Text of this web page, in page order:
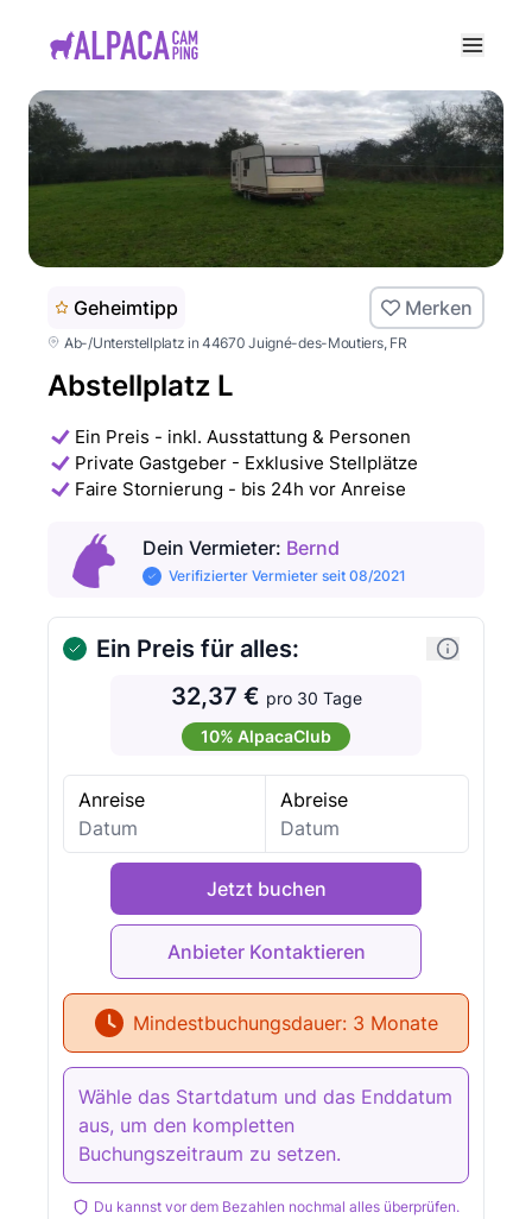
Ab-/Unterstellplatz in 44670 Juigné-des-Moutiers, FR
Abstellplatz L
Geheimtipp Merken
Ein Preis - inkl. Ausstattung & Personen
Private Gastgeber - Exklusive Stellplätze
Faire Stornierung - bis 24h vor Anreise
Dein Vermieter: Bernd
Verifizierter Vermieter seit 08/2021
Ein Preis für alles:
32,37 € pro 30 Tage
10% AlpacaClub
Anreise Abreise
Jetzt buchen
Mindestbuchungsdauer: 3 Monate
Wähle das Startdatum und das Enddatum
aus, um den kompletten
Buchungszeitraum zu setzen.
Du kannst vor dem Bezahlen nochmal alles überprüfen.